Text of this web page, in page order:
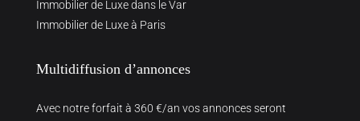
Immobilier de Luxe dans le Var
Immobilier de Luxe à Paris
Multidiffusion d’annonces
Avec notre forfait à 360 €/an vos annonces seront